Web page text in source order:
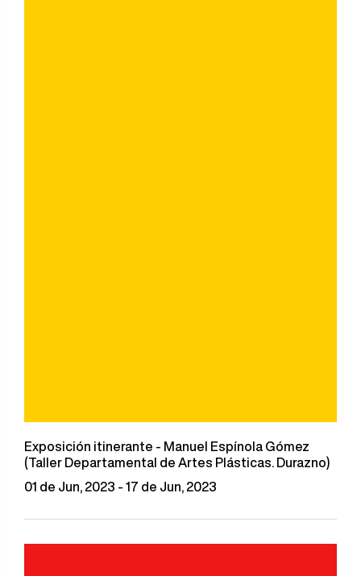
Exposición itinerante - Manuel Espínola Gómez
(Taller Departamental de Artes Plásticas. Durazno)
01 de Jun, 2023 - 17 de Jun, 2023